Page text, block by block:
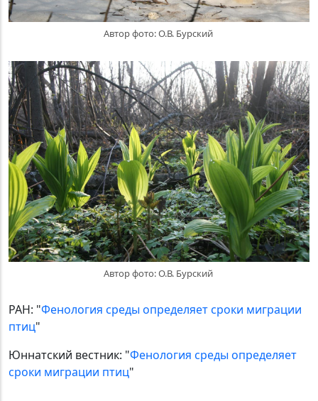
Автор фото: О.В. Бурский
Автор фото: О.В. Бурский
РАН: "Фенология среды определяет сроки миграции
птиц"
Юннатский вестник: "Фенология среды определяет
сроки миграции птиц"